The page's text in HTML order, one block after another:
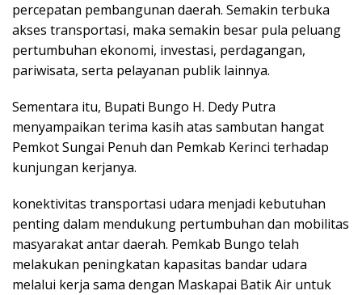
percepatan pembangunan daerah. Semakin terbuka
akses transportasi, maka semakin besar pula peluang
pertumbuhan ekonomi, investasi, perdagangan,
pariwisata, serta pelayanan publik lainnya.
Sementara itu, Bupati Bungo H. Dedy Putra
menyampaikan terima kasih atas sambutan hangat
Pemkot Sungai Penuh dan Pemkab Kerinci terhadap
kunjungan kerjanya.
konektivitas transportasi udara menjadi kebutuhan
penting dalam mendukung pertumbuhan dan mobilitas
masyarakat antar daerah. Pemkab Bungo telah
melakukan peningkatan kapasitas bandar udara
melalui kerja sama dengan Maskapai Batik Air untuk